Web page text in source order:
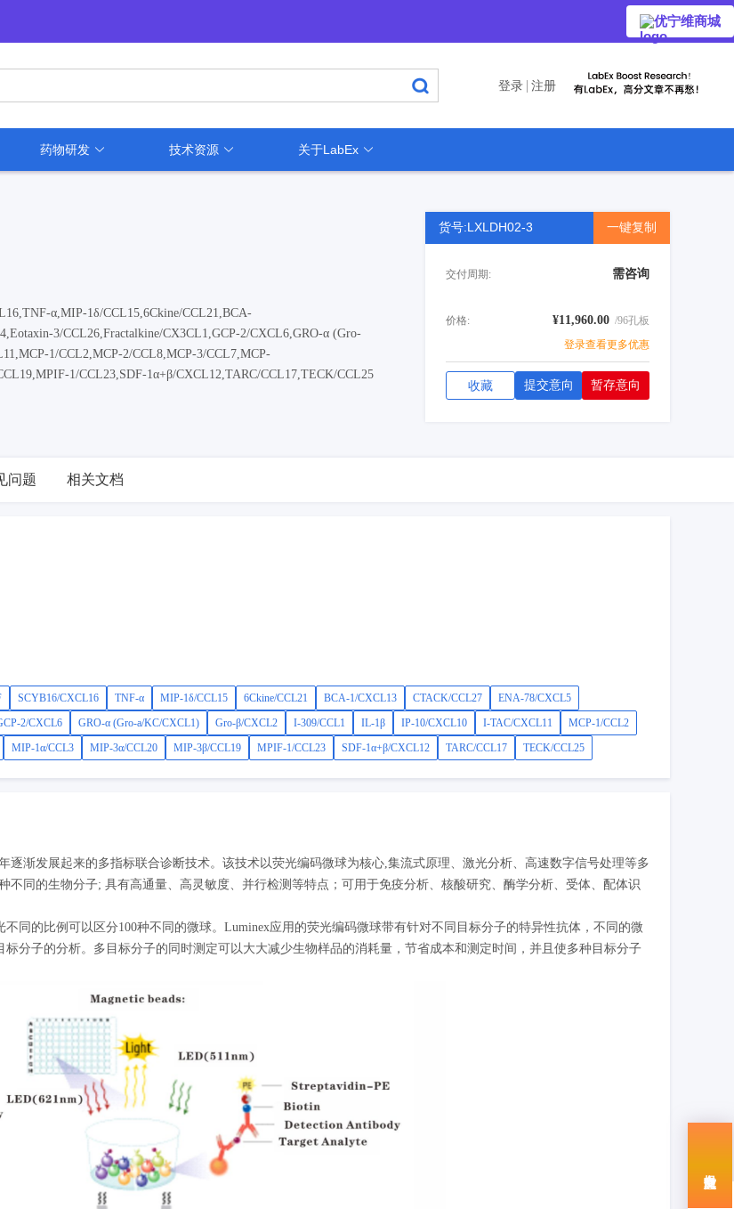
优宁维商城
登录 注册
药物研发 技术资源 关于LabEx
α,MIP-1δ/CCL15,6Ckine/CCL21,BCA-
3/CCL26,Fractalkine/CX3CL1,GCP-2/CXCL6,GRO-α (Gro-
1/CCL2,MCP-2/CCL8,MCP-3/CCL7,MCP-
1/CCL23,SDF-1α+β/CXCL12,TARC/CCL17,TECK/CCL25
货号:LXLDH02-3 一键复制
交付周期: 需咨询
价格: ¥11,960.00 /96孔板
登录查看更多优惠
收藏 提交意向 暂存意向
问题 相关文档
SCYB16/CXCL16 TNF-α MIP-1δ/CCL15 6Ckine/CCL21 BCA-1/CXCL13 CTACK/CCL27
ENA-78/CXCL5
2/CXCL6 GRO-α (Gro-a/KC/CXCL1) Gro-β/CXCL2 I-309/CCL1 IL-1β IP-10/CXCL10 I-TAC/CXCL11
MCP-1/CCL2
MIP-1α/CCL3 MIP-3α/CCL20 MIP-3β/CCL19 MPIF-1/CCL23 SDF-1α+β/CXCL12 TARC/CCL17 TECK/CCL25
逐渐发展起来的多指标联合诊断技术。该技术以荧光编码微球为核心,集流式原理、激光分析、高速数字信号处理等多
不同的生物分子; 具有高通量、高灵敏度、并行检测等特点；可用于免疫分析、核酸研究、酶学分析、受体、配体识
同的比例可以区分100种不同的微球。Luminex应用的荧光编码微球带有针对不同目标分子的特异性抗体，不同的微
分子的分析。多目标分子的同时测定可以大大减少生物样品的消耗量，节省成本和测定时间，并且使多种目标分子